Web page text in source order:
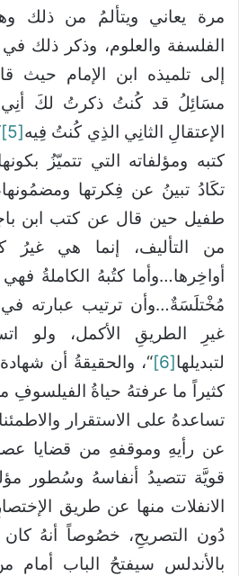
مرة يعاني ويتألمُ من ذلك
الفلسفة والعلوم، وذكر ذلك
إلى تلميذه ابن الإمام حيث
مسَائِلُ قد كُنتُ ذكرتُ لكَ أنِي
الإعتقالِ الثانِي الذِي كُنتُ فِيه[5]
كتبه ومؤلفاته التي تتميّزُ
تكَادُ تبينُ عن فِكرتها
طفيل حين قال عن كتب ابن
من التأليف، إنما هي غيرُ
أواخِرها…وأما كتُبهُ الكاملةُ
مُخْتلَسَةٌ…وأن ترتيب عبارته
غيرِ الطريقِ الأكمل، ولو
لتبديلها[6]
“، والحقيقةُ أن
كثيراً ما عرفتهُ حياةُ الفيلسوفِ
تساعدهُ على الاستقرار
عن رأيهِ وموقفهِ من قضايا
قويَّة تتصيدُ أنفاسهُ وسُطور
الانفلات منها عن طريق
دُون التصريحِ، خصُوصاً أنهُ
بالأندلس سيفتحُ الباب أمام